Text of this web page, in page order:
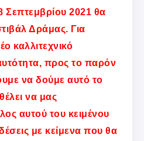
Σεπτεμβρίου 2021 θα
Δράμας. Για
καλλιτεχνικό
προς το παρόν
να δούμε αυτό το
να μας
αυτού του κειμένου
με κείμενα που θα